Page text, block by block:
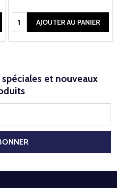
Quantité:AJOUTER AU PANIER
et nouveaux